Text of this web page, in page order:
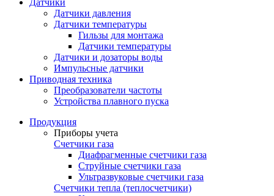
Датчики давления
Датчики температуры
Гильзы для монтажа
Датчики температуры
Датчики и дозаторы воды
Импульсные датчики
Приводная техника
Преобразователи частоты
Устройства плавного пуска
Продукция
Приборы учета
Счетчики газа
Диафрагменные счетчики газа
Струйные счетчики газа
Ультразвуковые счетчики газа
Счетчики тепла (теплосчетчики)